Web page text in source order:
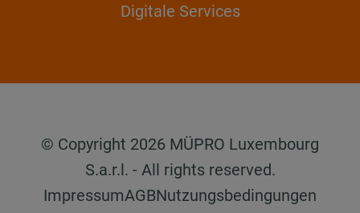
Digitale Services
© Copyright 2026 MÜPRO Luxembourg
S.a.r.l. - All rights reserved.
ImpressumAGBNutzungsbedingungen